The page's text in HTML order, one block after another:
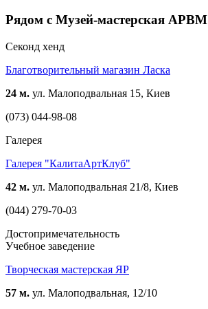
Рядом с Музей-мастерская АРВМ
Cеконд хенд
Благотворительный магазин Ласка
24 м. ул. Малоподвальная 15, Киев
(073) 044-98-08
Галерея
Галерея "КалитаАртКлуб"
42 м. ул. Малоподвальная 21/8, Киев
(044) 279-70-03
Достопримечательность
Учебное заведение
Творческая мастерская ЯР
57 м. ул. Малоподвальная, 12/10